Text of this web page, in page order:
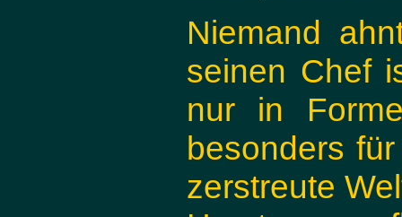
Niemand
seinen Chef
nur in
besonders
zerstreute